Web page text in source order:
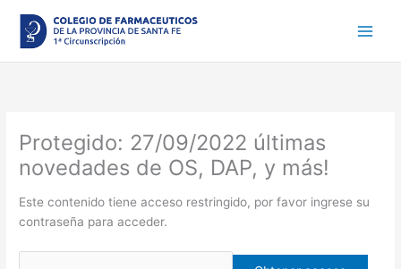
contenido
Protegido: 27/09/2022 últimas
novedades de OS, DAP, y más!
Este contenido tiene acceso restringido, por favor ingrese su
contraseña para acceder.